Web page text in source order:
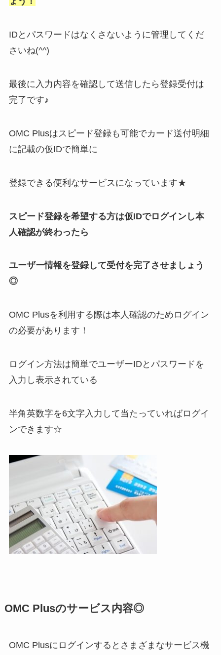
IDとパスワードはなくさないように管理してくだ
さいね(^^)
最後に入力内容を確認して送信したら登録受付は
完了です♪
OMC Plusはスピード登録も可能でカード送付明細
に記載の仮IDで簡単に
登録できる便利なサービスになっています★
スピード登録を希望する方は仮IDでログインし本
人確認が終わったら
ユーザー情報を登録して受付を完了させましょう
◎
OMC Plusを利用する際は本人確認のためログイン
の必要があります！
ログイン方法は簡単でユーザーIDとパスワードを
入力し表示されている
半角英数字を6文字入力して当たっていればログイ
ンできます☆
OMC Plusのサービス内容◎
OMC Plusにログインするとさまざまなサービス機